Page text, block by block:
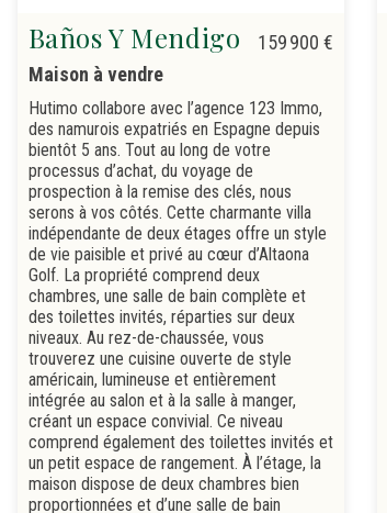
Baños Y Mendigo
159 900 €
Maison à vendre
Hutimo collabore avec l’agence 123 Immo,
des namurois expatriés en Espagne depuis
bientôt 5 ans. Tout au long de votre
processus d’achat, du voyage de
prospection à la remise des clés, nous
serons à vos côtés. Cette charmante villa
indépendante de deux étages offre un style
de vie paisible et privé au cœur d’Altaona
Golf. La propriété comprend deux
chambres, une salle de bain complète et
des toilettes invités, réparties sur deux
niveaux. Au rez-de-chaussée, vous
trouverez une cuisine ouverte de style
américain, lumineuse et entièrement
intégrée au salon et à la salle à manger,
créant un espace convivial. Ce niveau
comprend également des toilettes invités et
un petit espace de rangement. À l’étage, la
maison dispose de deux chambres bien
proportionnées et d’une salle de bain